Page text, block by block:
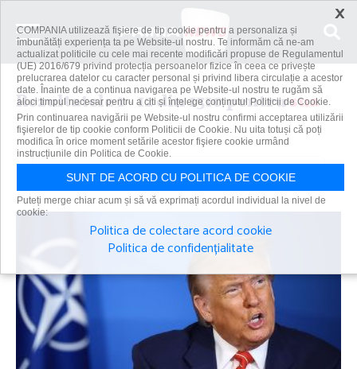
Rezultatele 1 - 12 din 1310 pentrusua
Caută
×
COMPANIA utilizează fişiere de tip cookie pentru a personaliza și
îmbunătăți experiența ta pe Website-ul nostru. Te informăm că ne-am
actualizat politicile cu cele mai recente modificări propuse de Regulamentul
(UE) 2016/679 privind protecția persoanelor fizice în ceea ce privește
prelucrarea datelor cu caracter personal și privind libera circulație a acestor
date. Înainte de a continua navigarea pe Website-ul nostru te rugăm să
aloci timpul necesar pentru a citi și înțelege conținutul Politicii de Cookie.
Prin continuarea navigării pe Website-ul nostru confirmi acceptarea utilizării
fişierelor de tip cookie conform Politicii de Cookie. Nu uita totuși că poți
modifica în orice moment setările acestor fişiere cookie urmând
instrucțiunile din Politica de Cookie.
SUNT DE ACORD CU POLITICA DE COOKIE
Puteți merge chiar acum și să vă exprimați acordul individual la nivel de
cookie:
Politica de colectare acord cookie
Politica de confidențialitate